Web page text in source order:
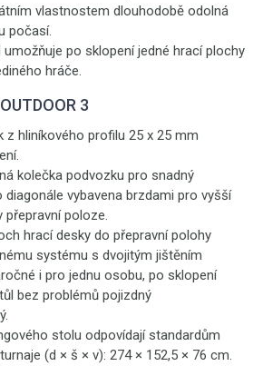
vlastnostem dlouhodobě odolná
počasí.
po sklopení jedné hrací plochy
hráče.
3
z hliníkového profilu 25 x 25 mm
kolečka podvozku pro snadný
vybavena brzdami pro vyšší
přepravní poloze.
hrací desky do přepravní polohy
systému s dvojitým jištěním
i pro jednu osobu, po sklopení
bez problémů pojizdný
stolu odpovídají standardům
(d × š × v): 274 × 152,5 × 76 cm.